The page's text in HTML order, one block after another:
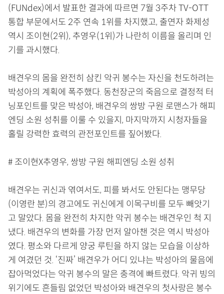
(FUNdex)에서 발표한 결과에 따르면 7월 3주차 TV-OTT
통합 부문에서도 2주 연속 1위를 차지했고, 출연자 화제성
역시 조이현(2위), 추영우(1위)가 나란히 이름을 올리며 인
기를 과시했다.
배견우의 몸을 완전히 삼킨 악귀 봉수는 자신을 천도하려는
박성아의 계획에 폭주했다. 동천장군의 죽음으로 결정적 터
닝포인트를 맞은 박성아, 배견우의 쌍방 구원 로맨스가 해피
엔딩 소원 성취를 이룰 수 있을지, 마지막까지 시청자들을
홀릴 강력한 효력의 관전포인트를 짚어봤다.
# 조이현X추영우, 쌍방 구원 해피엔딩 소원 성취
배견우는 귀신과 엮여서도, 피를 봐서도 안된다는 맹무당
(이영란 분)의 경고에도 귀신에게 이목구비를 모두 빼앗기
고 말았다. 몸을 완전히 차지한 악귀 봉수는 배견우인 척 지
냈다. 배견우의 변화를 가장 먼저 알아챈 것은 역시 박성아
였다. 평소와 다르게 양궁 루틴을 하지 않는 모습을 이상하
게 여겼던 것. ‘진짜’ 배견우가 어디 있냐는 박성아의 물음에
잡아먹었다는 악귀 봉수의 말은 충격에 빠트렸다. 악귀 빙의
위기에도 흔들림 없었던 박성아와 배견우의 첫사랑은 봉수